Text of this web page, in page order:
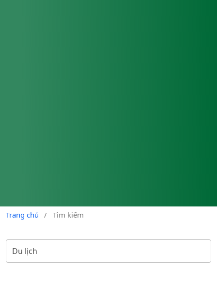
Trang chủ / Tìm kiếm